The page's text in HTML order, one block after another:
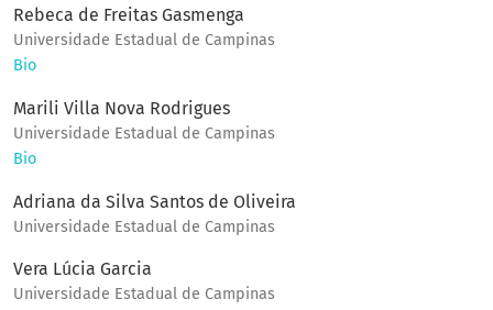
Rebeca de Freitas Gasmenga
Universidade Estadual de Campinas
Bio
Marili Villa Nova Rodrigues
Universidade Estadual de Campinas
Bio
Adriana da Silva Santos de Oliveira
Universidade Estadual de Campinas
Vera Lúcia Garcia
Universidade Estadual de Campinas